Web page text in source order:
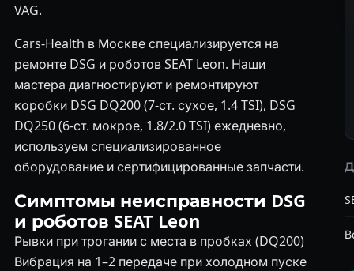
VAG.
Cars-Health в Москве специализируется на
ремонте DSG и роботов SEAT Leon. Наши
мастера диагностируют и ремонтируют
коробки DSG DQ200 (7-ст. сухое, 1.4 TSI), DSG
DQ250 (6-ст. мокрое, 1.8/2.0 TSI) ежедневно,
используем специализированное
оборудование и сертифицированные запчасти.
Симптомы неисправности DSG
и роботов SEAT Leon
Рывки при трогании с места в пробках (DQ200)
Вибрация на 1–2 передаче при холодном пуске